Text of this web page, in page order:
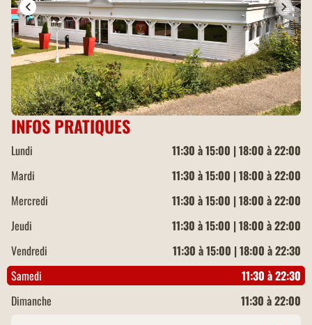
INFOS PRATIQUES
Lundi
11:30 à 15:00 | 18:00 à 22:00
Mardi
11:30 à 15:00 | 18:00 à 22:00
Mercredi
11:30 à 15:00 | 18:00 à 22:00
Jeudi
11:30 à 15:00 | 18:00 à 22:00
Vendredi
11:30 à 15:00 | 18:00 à 22:30
Samedi
11:30 à 22:30
Dimanche
11:30 à 22:00